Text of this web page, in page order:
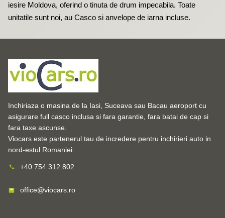
iesire Moldova, oferind o tinuta de drum impecabila. Toate
unitatile sunt noi, au Casco si anvelope de iarna incluse.
Inchiriaza o masina de la Iasi, Suceava sau Bacau aeroport cu
asigurare full casco inclusa si fara garantie, fara batai de cap si
fara taxe ascunse.
Viocars este partenerul tau de incredere pentru inchirieri auto in
nord-estul Romaniei.
+40 754 312 802
office@viocars.ro